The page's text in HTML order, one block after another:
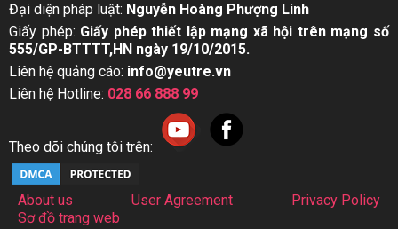
Đại diện pháp luật: Nguyễn Hoàng Phượng Linh
Giấy phép: Giấy phép thiết lập mạng xã hội trên mạng số
555/GP-BTTTT,HN ngày 19/10/2015.
Liên hệ quảng cáo: info@yeutre.vn
Liên hệ Hotline: 028 66 888 99
Theo dõi chúng tôi trên:
About us User Agreement
Privacy Policy
Sơ đồ trang web